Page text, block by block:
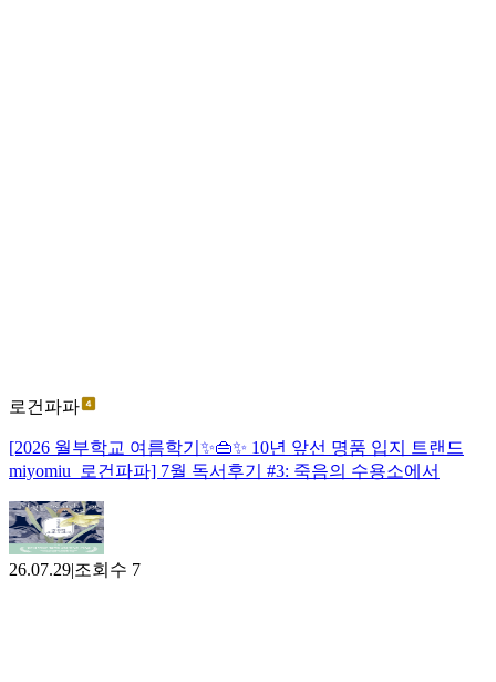
로건파파
[2026 월부학교 여름학기✨️👜✨️ 10년 앞선 명품 입지 트랜드
miyomiu_로건파파] 7월 독서후기 #3: 죽음의 수용소에서
26.07.29|조회수 7